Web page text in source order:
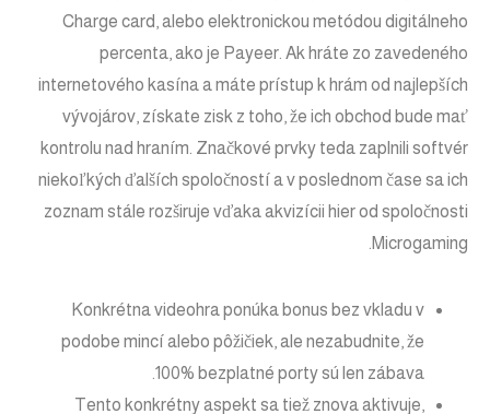
Charge card, alebo elektronickou metódou digitálneho
percenta, ako je Payeer. Ak hráte zo zavedeného
internetového kasína a máte prístup k hrám od najlepších
vývojárov, získate zisk z toho, že ich obchod bude mať
kontrolu nad hraním. Značkové prvky teda zaplnili softvér
niekoľkých ďalších spoločností a v poslednom čase sa ich
zoznam stále rozširuje vďaka akvizícii hier od spoločnosti
Microgaming.
Konkrétna videohra ponúka bonus bez vkladu v
podobe mincí alebo pôžičiek, ale nezabudnite, že
100% bezplatné porty sú len zábava.
Tento konkrétny aspekt sa tiež znova aktivuje,